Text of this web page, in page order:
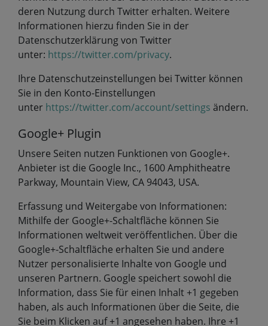
deren Nutzung durch Twitter erhalten. Weitere
Informationen hierzu finden Sie in der
Datenschutzerklärung von Twitter
unter: https://twitter.com/privacy.
Ihre Datenschutzeinstellungen bei Twitter können
Sie in den Konto-Einstellungen
unter https://twitter.com/account/settings ändern.
Google+ Plugin
Unsere Seiten nutzen Funktionen von Google+.
Anbieter ist die Google Inc., 1600 Amphitheatre
Parkway, Mountain View, CA 94043, USA.
Erfassung und Weitergabe von Informationen:
Mithilfe der Google+-Schaltfläche können Sie
Informationen weltweit veröffentlichen. Über die
Google+-Schaltfläche erhalten Sie und andere
Nutzer personalisierte Inhalte von Google und
unseren Partnern. Google speichert sowohl die
Information, dass Sie für einen Inhalt +1 gegeben
haben, als auch Informationen über die Seite, die
Sie beim Klicken auf +1 angesehen haben. Ihre +1